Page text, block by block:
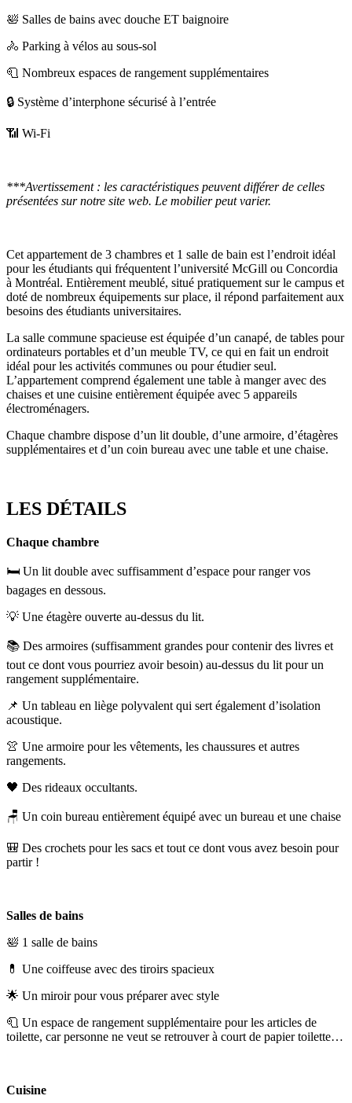
🛀 Salles de bains avec douche ET baignoire
🚴 Parking à vélos au sous-sol
🧻 Nombreux espaces de rangement supplémentaires
🔒 Système d’interphone sécurisé à l’entrée
📶 Wi-Fi
***Avertissement : les caractéristiques peuvent différer de celles
présentées sur notre site web. Le mobilier peut varier.
Cet appartement de 3 chambres et 1 salle de bain est l’endroit idéal
pour les étudiants qui fréquentent l’université McGill ou Concordia
à Montréal. Entièrement meublé, situé pratiquement sur le campus et
doté de nombreux équipements sur place, il répond parfaitement aux
besoins des étudiants universitaires.
La salle commune spacieuse est équipée d’un canapé, de tables pour
ordinateurs portables et d’un meuble TV, ce qui en fait un endroit
idéal pour les activités communes ou pour étudier seul.
L’appartement comprend également une table à manger avec des
chaises et une cuisine entièrement équipée avec 5 appareils
électroménagers.
Chaque chambre dispose d’un lit double, d’une armoire, d’étagères
supplémentaires et d’un coin bureau avec une table et une chaise.
LES DÉTAILS
Chaque chambre
🛏️ Un lit double avec suffisamment d’espace pour ranger vos
bagages en dessous.
💡 Une étagère ouverte au-dessus du lit.
📚 Des armoires (suffisamment grandes pour contenir des livres et
tout ce dont vous pourriez avoir besoin) au-dessus du lit pour un
rangement supplémentaire.
📌 Un tableau en liège polyvalent qui sert également d’isolation
acoustique.
👚 Une armoire pour les vêtements, les chaussures et autres
rangements.
🖤 Des rideaux occultants.
🪑 Un coin bureau entièrement équipé avec un bureau et une chaise
🎒 Des crochets pour les sacs et tout ce dont vous avez besoin pour
partir !
Salles de bains
🛀 1 salle de bains
💊 Une coiffeuse avec des tiroirs spacieux
🌟 Un miroir pour vous préparer avec style
🧻 Un espace de rangement supplémentaire pour les articles de
toilette, car personne ne veut se retrouver à court de papier toilette…
Cuisine